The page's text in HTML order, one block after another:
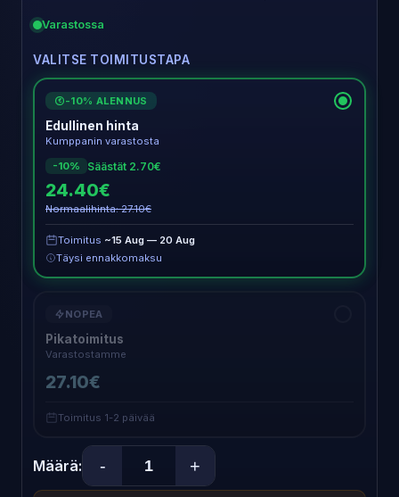
Varastossa
VALITSE TOIMITUSTAPA
€ -10% ALENNUS
Edullinen hinta
Kumppanin varastosta
-10%
Säästät 2.70€
24.40€
Normaalihinta: 27.10€
Toimitus ~15 Aug — 20 Aug
Täysi ennakkomaksu
NOPEA
Pikatoimitus
Varastostamme
27.10€
Toimitus 1-2 päivää
Määrä: - +